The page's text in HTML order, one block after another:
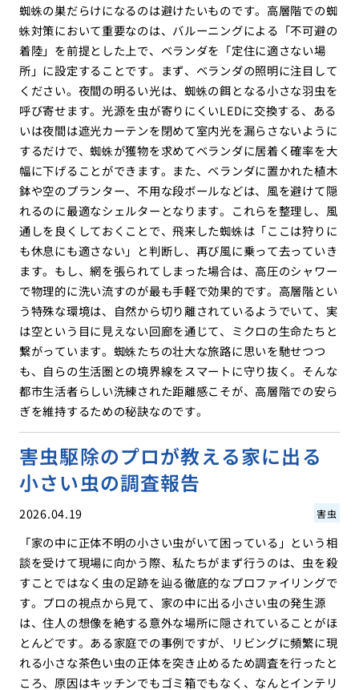
蜘蛛の巣だらけになるのは避けたいものです。高層階での蜘
蛛対策において重要なのは、バルーニングによる「不可避の
着陸」を前提とした上で、ベランダを「定住に適さない場
所」に設定することです。まず、ベランダの照明に注目して
ください。夜間の明るい光は、蜘蛛の餌となる小さな羽虫を
呼び寄せます。光源を虫が寄りにくいLEDに交換する、ある
いは夜間は遮光カーテンを閉めて室内光を漏らさないように
するだけで、蜘蛛が獲物を求めてベランダに居着く確率を大
幅に下げることができます。また、ベランダに置かれた植木
鉢や空のプランター、不用な段ボールなどは、風を避けて隠
れるのに最適なシェルターとなります。これらを整理し、風
通しを良くしておくことで、飛来した蜘蛛は「ここは狩りに
も休息にも適さない」と判断し、再び風に乗って去っていき
ます。もし、網を張られてしまった場合は、高圧のシャワー
で物理的に洗い流すのが最も手軽で効果的です。高層階とい
う特殊な環境は、自然から切り離されているようでいて、実
は空という目に見えない回廊を通じて、ミクロの生命たちと
繋がっています。蜘蛛たちの壮大な旅路に思いを馳せつつ
も、自らの生活圏との境界線をスマートに守り抜く。そんな
都市生活者らしい洗練された距離感こそが、高層階での安ら
ぎを維持するための秘訣なのです。
害虫駆除のプロが教える家に出る
小さい虫の調査報告
2026.04.19 害虫
「家の中に正体不明の小さい虫がいて困っている」という相
談を受けて現場に向かう際、私たちがまず行うのは、虫を殺
すことではなく虫の足跡を辿る徹底的なプロファイリングで
す。プロの視点から見て、家の中に出る小さい虫の発生源
は、住人の想像を絶する意外な場所に隠されていることがほ
とんどです。ある家庭での事例ですが、リビングに頻繁に現
れる小さな茶色い虫の正体を突き止めるため調査を行ったと
ころ、原因はキッチンでもゴミ箱でもなく、なんとインテリ